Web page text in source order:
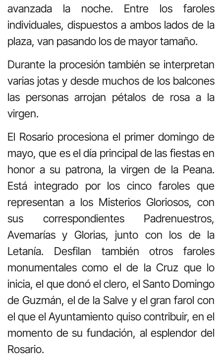
avanzada la noche. Entre los faroles
individuales, dispuestos a ambos lados de la
plaza, van pasando los de mayor tamaño.
Durante la procesión también se interpretan
varias jotas y desde muchos de los balcones
las personas arrojan pétalos de rosa a la
virgen.
El Rosario procesiona el primer domingo de
mayo, que es el día principal de las fiestas en
honor a su patrona, la virgen de la Peana.
Está integrado por los cinco faroles que
representan a los Misterios Gloriosos, con
sus correspondientes Padrenuestros,
Avemarías y Glorias, junto con los de la
Letanía. Desfilan también otros faroles
monumentales como el de la Cruz que lo
inicia, el que donó el clero, el Santo Domingo
de Guzmán, el de la Salve y el gran farol con
el que el Ayuntamiento quiso contribuir, en el
momento de su fundación, al esplendor del
Rosario.